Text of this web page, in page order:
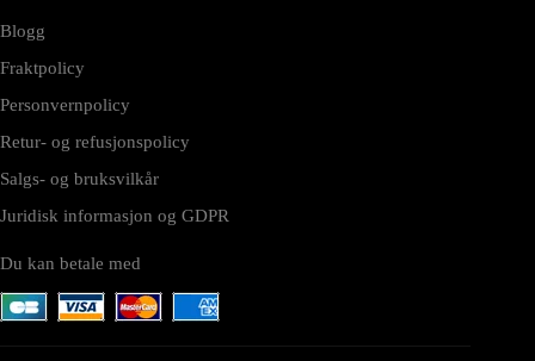
Blogg
Fraktpolicy
Personvernpolicy
Retur- og refusjonspolicy
Salgs- og bruksvilkår
Juridisk informasjon og GDPR
Du kan betale med